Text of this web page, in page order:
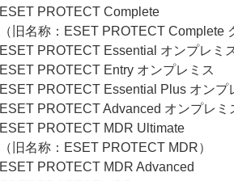
ESET PROTECT Complete
（旧名称：ESET PROTECT Complete
ESET PROTECT Essential オンプレミ
ESET PROTECT Entry オンプレミス
ESET PROTECT Essential Plus オンプ
ESET PROTECT Advanced オンプレミ
ESET PROTECT MDR Ultimate
（旧名称：ESET PROTECT MDR）
ESET PROTECT MDR Advanced